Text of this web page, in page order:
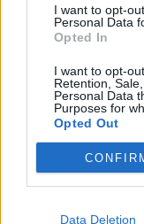
I want to opt-
Personal Data
Opted In
I want to opt-
Retention,
Personal Data
Purposes for
Opted Out
Data Deletion
GCC Capital
Collector
Sparkonto